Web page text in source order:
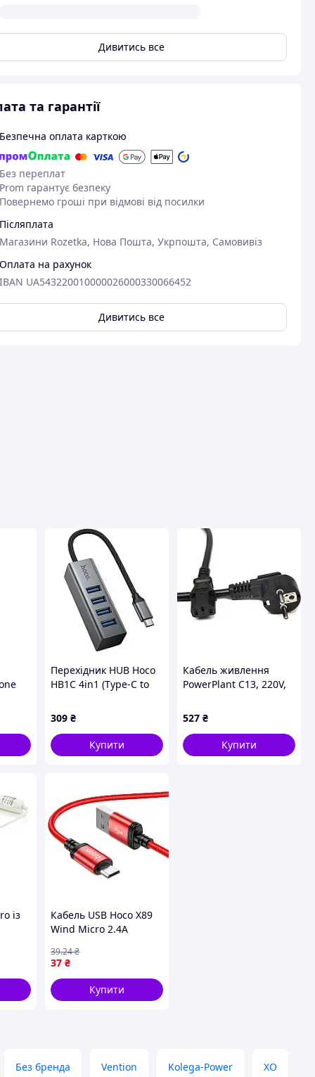
Дивитись все
та гарантії
оплата карткою
переплат
гарантує безпеку
гроші при відмові від посилки
Rozetka, Нова Пошта, Укрпошта, Самовивіз
на рахунок
UA543220010000026000330066452
Дивитись все
Перехідник HUB Hoco
HB1C 4in1 (Type-C to
gray
309 ₴
Купити
Кабель живлення
PowerPlant C13, 220V,
527 ₴
Купити
із
Кабель USB Hoco X89
Wind Micro 2.4A
37 ₴
39.24₴
Купити
Без бренда Vention Kolega-Power XO